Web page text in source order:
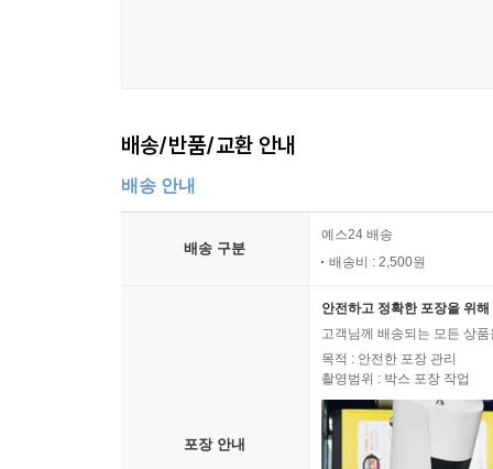
배송/반품/교환 안내
배송 안내
배송 구분
예스24 배송
배송비 : 2,500원
포장 안내
안전하고 정확한 포장을 위
고객님께 배송되는 모든 상
목적 : 안전한 포장 관리
촬영범위 : 박스 포장 작업